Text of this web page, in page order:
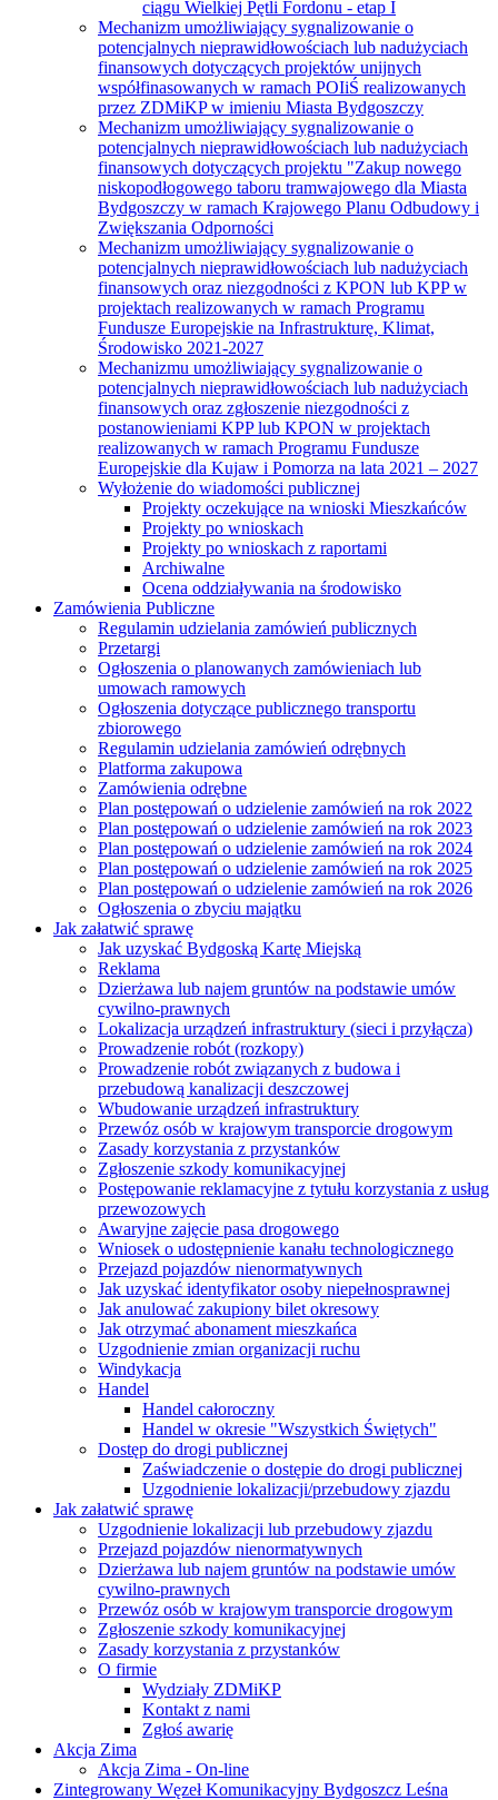
ciągu Wielkiej Pętli Fordonu - etap I
Mechanizm umożliwiający sygnalizowanie o
potencjalnych nieprawidłowościach lub nadużyciach
finansowych dotyczących projektów unijnych
współfinasowanych w ramach POIiŚ realizowanych
przez ZDMiKP w imieniu Miasta Bydgoszczy
Mechanizm umożliwiający sygnalizowanie o
potencjalnych nieprawidłowościach lub nadużyciach
finansowych dotyczących projektu "Zakup nowego
niskopodłogowego taboru tramwajowego dla Miasta
Bydgoszczy w ramach Krajowego Planu Odbudowy i
Zwiększania Odporności
Mechanizm umożliwiający sygnalizowanie o
potencjalnych nieprawidłowościach lub nadużyciach
finansowych oraz niezgodności z KPON lub KPP w
projektach realizowanych w ramach Programu
Fundusze Europejskie na Infrastrukturę, Klimat,
Środowisko 2021-2027
Mechanizmu umożliwiający sygnalizowanie o
potencjalnych nieprawidłowościach lub nadużyciach
finansowych oraz zgłoszenie niezgodności z
postanowieniami KPP lub KPON w projektach
realizowanych w ramach Programu Fundusze
Europejskie dla Kujaw i Pomorza na lata 2021 – 2027
Wyłożenie do wiadomości publicznej
Projekty oczekujące na wnioski Mieszkańców
Projekty po wnioskach
Projekty po wnioskach z raportami
Archiwalne
Ocena oddziaływania na środowisko
Zamówienia Publiczne
Regulamin udzielania zamówień publicznych
Przetargi
Ogłoszenia o planowanych zamówieniach lub
umowach ramowych
Ogłoszenia dotyczące publicznego transportu
zbiorowego
Regulamin udzielania zamówień odrębnych
Platforma zakupowa
Zamówienia odrębne
Plan postępowań o udzielenie zamówień na rok 2022
Plan postępowań o udzielenie zamówień na rok 2023
Plan postępowań o udzielenie zamówień na rok 2024
Plan postępowań o udzielenie zamówień na rok 2025
Plan postępowań o udzielenie zamówień na rok 2026
Ogłoszenia o zbyciu majątku
Jak załatwić sprawę
Jak uzyskać Bydgoską Kartę Miejską
Reklama
Dzierżawa lub najem gruntów na podstawie umów
cywilno-prawnych
Lokalizacja urządzeń infrastruktury (sieci i przyłącza)
Prowadzenie robót (rozkopy)
Prowadzenie robót związanych z budowa i
przebudową kanalizacji deszczowej
Wbudowanie urządzeń infrastruktury
Przewóz osób w krajowym transporcie drogowym
Zasady korzystania z przystanków
Zgłoszenie szkody komunikacyjnej
Postępowanie reklamacyjne z tytułu korzystania z usług
przewozowych
Awaryjne zajęcie pasa drogowego
Wniosek o udostępnienie kanału technologicznego
Przejazd pojazdów nienormatywnych
Jak uzyskać identyfikator osoby niepełnosprawnej
Jak anulować zakupiony bilet okresowy
Jak otrzymać abonament mieszkańca
Uzgodnienie zmian organizacji ruchu
Windykacja
Handel
Handel całoroczny
Handel w okresie "Wszystkich Świętych"
Dostęp do drogi publicznej
Zaświadczenie o dostępie do drogi publicznej
Uzgodnienie lokalizacji/przebudowy zjazdu
Jak załatwić sprawę
Uzgodnienie lokalizacji lub przebudowy zjazdu
Przejazd pojazdów nienormatywnych
Dzierżawa lub najem gruntów na podstawie umów
cywilno-prawnych
Przewóz osób w krajowym transporcie drogowym
Zgłoszenie szkody komunikacyjnej
Zasady korzystania z przystanków
O firmie
Wydziały ZDMiKP
Kontakt z nami
Zgłoś awarię
Akcja Zima
Akcja Zima - On-line
Zintegrowany Węzeł Komunikacyjny Bydgoszcz Leśna